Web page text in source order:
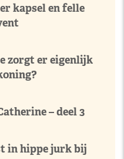
kapsel en felle
zorgt er eigenlijk
– deel 3
in hippe jurk bij